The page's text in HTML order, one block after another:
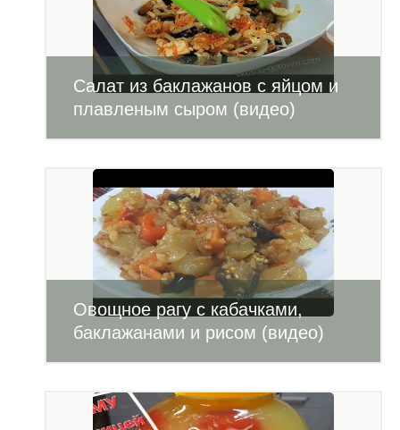
Салат из баклажанов с яйцом и
плавленым сыром (видео)
Овощное рагу с кабачками,
баклажанами и рисом (видео)